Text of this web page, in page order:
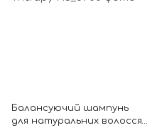
Балансуючий шампунь
для натуральних волосся